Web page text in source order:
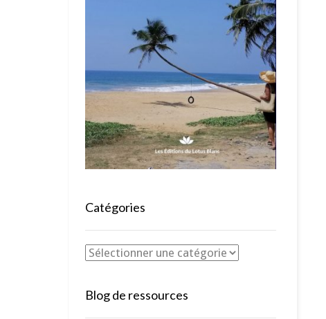
Catégories
Blog de ressources